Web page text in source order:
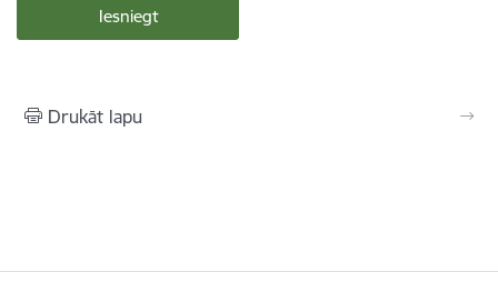
Drukāt lapu